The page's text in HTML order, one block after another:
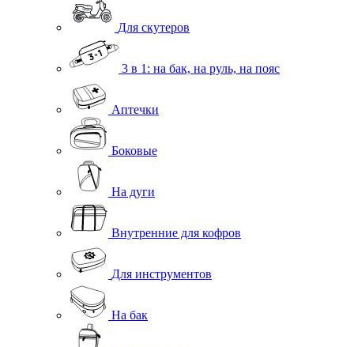
Для скутеров
3 в 1: на бак, на руль, на пояс
Аптечки
Боковые
На дуги
Внутренние для кофров
Для инструментов
На бак